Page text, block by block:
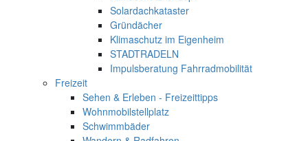
Solardachkataster
Gründächer
Klimaschutz im Eigenheim
STADTRADELN
Impulsberatung Fahrradmobilität
Freizeit
Sehen & Erleben - Freizeittipps
Wohnmobilstellplatz
Schwimmbäder